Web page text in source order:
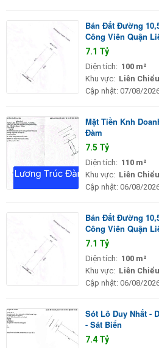
Bán Đất Đường
Công Viên Quận
7.1 Tỷ
Diện tích: 100 m²
Khu vực: Liên
Cập nhật: 07/08/
Mặt Tiền Knh
Đàm
7.5 Tỷ
Diện tích: 110 m²
Khu vực: Liên
Cập nhật: 06/08/
Bán Đất Đường
Công Viên Quận
7.1 Tỷ
Diện tích: 100 m²
Khu vực: Liên
Cập nhật: 06/08/
Sót Lô Duy Nhất -
- Sát Biển
7.4 Tỷ